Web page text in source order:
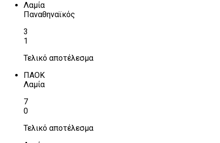
Λαμία
Παναθηναϊκός
3
1
Τελικό αποτέλεσμα
ΠΑΟΚ
Λαμία
7
0
Τελικό αποτέλεσμα